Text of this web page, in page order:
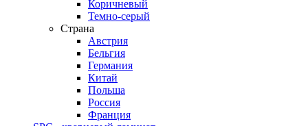
Коричневый
Темно-серый
Страна
Австрия
Бельгия
Германия
Китай
Польша
Россия
Франция